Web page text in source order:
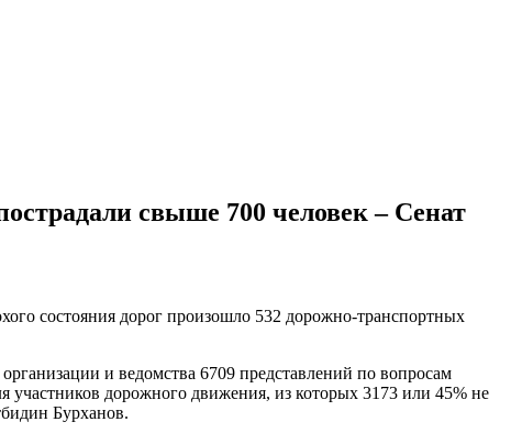
свыше 700 человек – Сенат
состояния дорог произошло 532 дорожно-транспортных
и ведомства 6709 представлений по вопросам
участников дорожного движения, из которых 3173 или 45% не
Бурханов.